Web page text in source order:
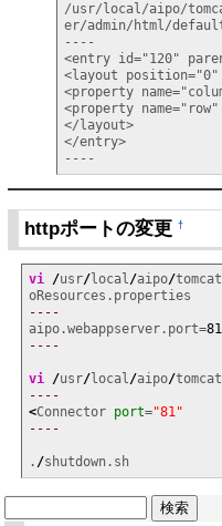
/usr/local/aipo/
er/admin/html/
----
<entry id="120"
<layout
<property
<property
</layout>
</entry>
----
httpポートの変更†
vi /usr/local /aipo/tomcat
----
aipo.webappserver.port=81
----
vi /usr/local /aipo/tomcat
----
<Connector port="81"
----
. /shutdown.sh